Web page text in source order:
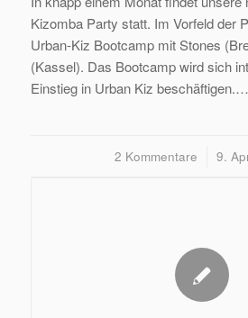
Kizomba Party statt. Im Vorfeld der
Urban-Kiz Bootcamp mit Stones
(Kassel). Das Bootcamp wird sich
Einstieg in Urban Kiz beschäftigen.…
2 Kommentare
/ 9.